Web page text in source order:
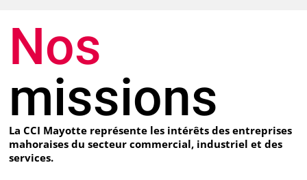
Nos
missions
La CCI Mayotte représente les intérêts des entreprises
mahoraises du secteur commercial, industriel et des
services.